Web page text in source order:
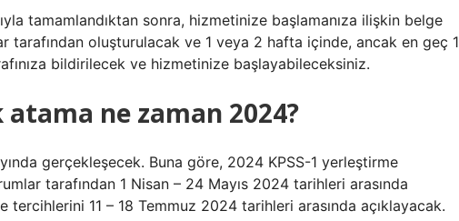
tamamlandıktan sonra, hizmetinize başlamanıza ilişkin belge
tarafından oluşturulacak ve 1 veya 2 hafta içinde, ancak en geç 1
bildirilecek ve hizmetinize başlayabileceksiniz.
atama ne zaman 2024?
gerçekleşecek. Buna göre, 2024 KPSS-1 yerleştirme
tarafından 1 Nisan – 24 Mayıs 2024 tarihleri ​​arasında
11 – 18 Temmuz 2024 tarihleri ​​arasında açıklayacak.